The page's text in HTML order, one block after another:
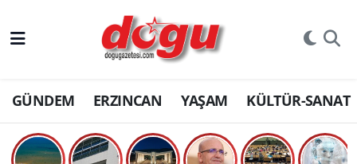
GÜNDEM ERZINCAN YAŞAM KÜLTÜR-SANAT
ERZINCAN
GÜNDEM
ERZİNCAN FOTOĞRAFLARI